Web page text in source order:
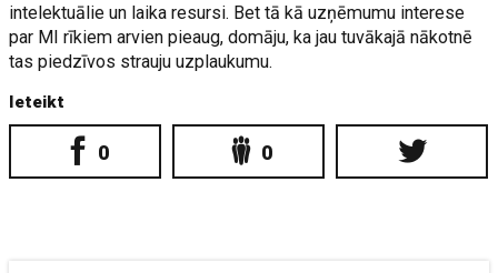
intelektuālie un laika resursi. Bet tā kā uzņēmumu interese
par MI rīkiem arvien pieaug, domāju, ka jau tuvākajā nākotnē
tas piedzīvos strauju uzplaukumu.
Ieteikt
0 0